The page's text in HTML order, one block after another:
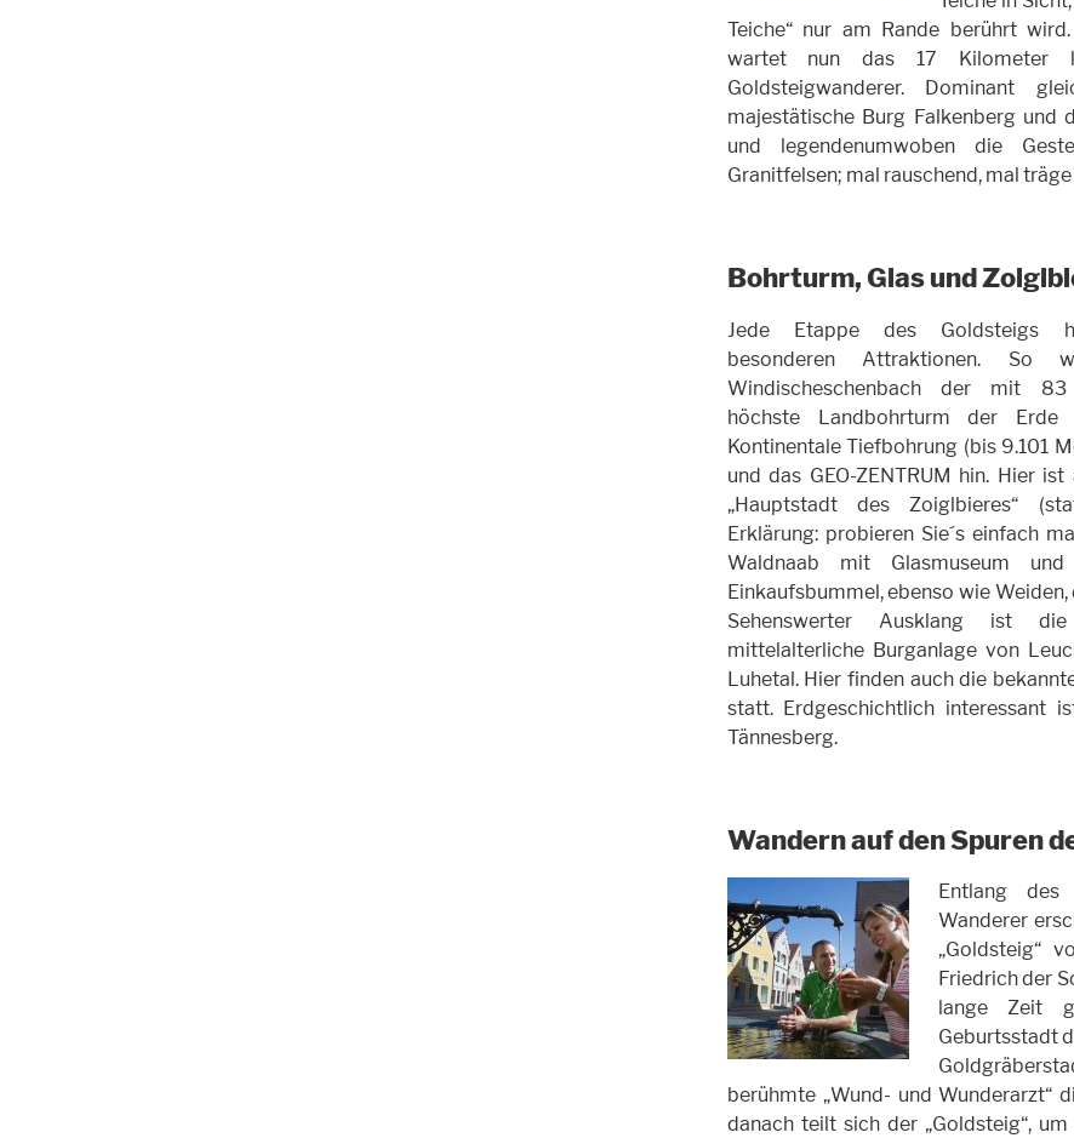
Teiche“ nur am Rande berührt
wartet nun das 17 Kilometer
Goldsteigwanderer. Dominant
majestätische Burg Falkenberg und
und legendenumwoben die
Granitfelsen; mal rauschend, mal
Bohrturm, Glas und
Jede Etappe des Goldsteigs
besonderen Attraktionen. So
Windischeschenbach der mit
höchste Landbohrturm der
Kontinentale Tiefbohrung (bis 9.101
und das GEO-ZENTRUM hin. Hier ist
„Hauptstadt des Zoiglbieres“
Erklärung: probieren Sie´s einfach
Waldnaab mit Glasmuseum
Einkaufsbummel, ebenso wie
Sehenswerter Ausklang ist
mittelalterliche Burganlage von
Luhetal. Hier finden auch die
statt. Erdgeschichtlich interessant
Tännesberg.
Wandern auf den Spuren
Entlang des
Wanderer
„Goldsteig“
Friedrich der
lange Zeit
Geburtsstadt
berühmte „Wund- und Wunderarzt“
danach teilt sich der „Goldsteig“,